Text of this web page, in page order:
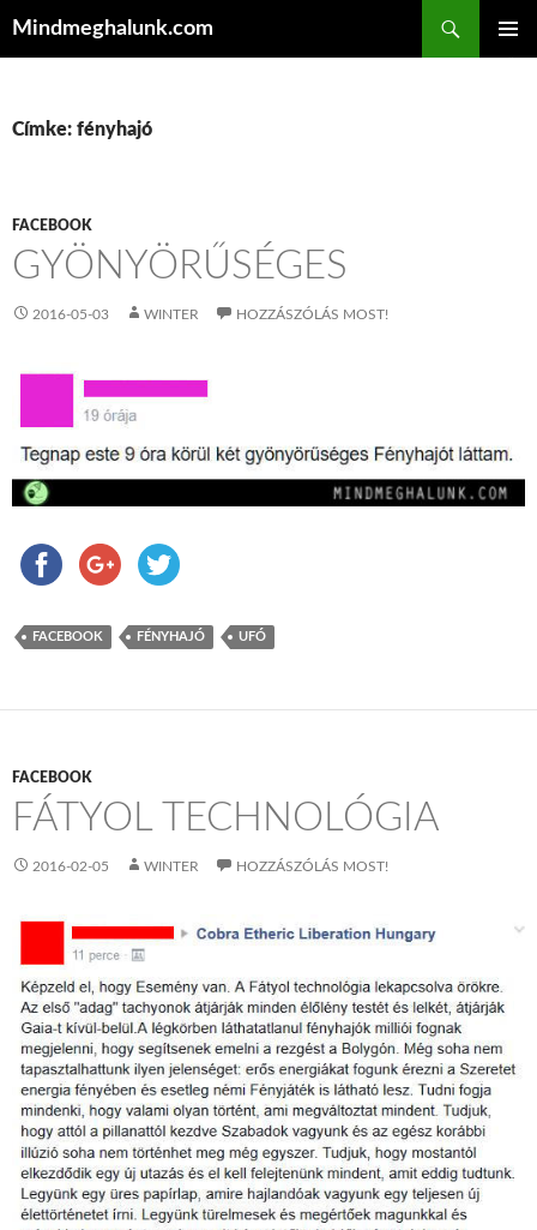
Mindmeghalunk.com
Címke: fényhajó
FACEBOOK
GYÖNYÖRŰSÉGES
2016-05-03 WINTER HOZZÁSZÓLÁS MOST!
FACEBOOK FÉNYHAJÓ UFÓ
FACEBOOK
FÁTYOL TECHNOLÓGIA
2016-02-05 WINTER HOZZÁSZÓLÁS MOST!